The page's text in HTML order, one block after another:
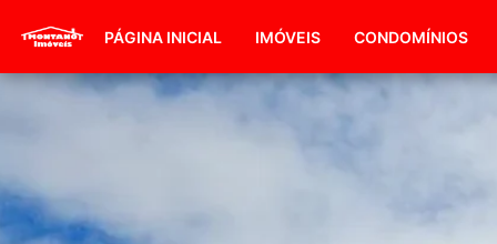
PÁGINA INICIAL IMÓVEIS CONDOMÍNIOS